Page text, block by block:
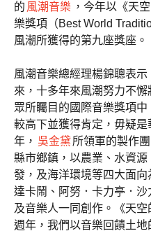
的 風潮音樂 ，今年以《天
樂獎項（Best World
風潮所獲得的第九座獎座。
風潮音樂總經理楊錦聰表
來，十多年來風潮努力不
眾所矚目的國際音樂獎項
較高下並獲得肯定，毋疑
年， 吳金黛所領軍的製作
縣市鄉鎮，以農業、水資
發，及海洋環境等四大面向
達卡鬧、阿努．卡力亭．
及音樂人一同創作。《天
週年，我們以音樂回饋土